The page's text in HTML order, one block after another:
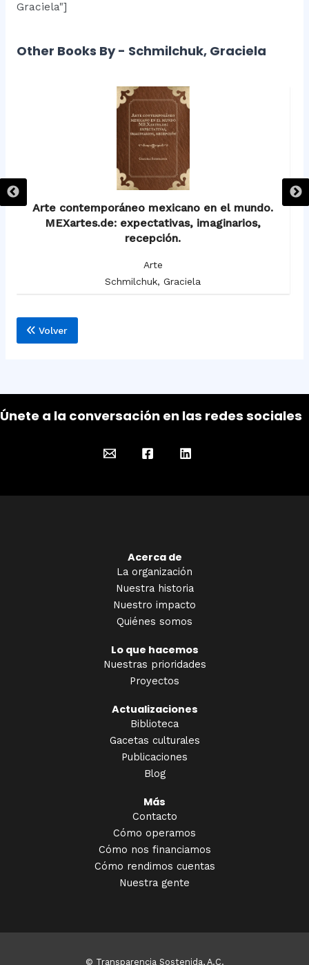
Graciela"]
Other Books By - Schmilchuk, Graciela
Arte contemporáneo mexicano en el mundo.
MEXartes.de: expectativas, imaginarios,
recepción.
Arte
Schmilchuk, Graciela
Volver
Únete a la conversación en las redes sociales
Acerca de
La organización
Nuestra historia
Nuestro impacto
Quiénes somos
Lo que hacemos
Nuestras prioridades
Proyectos
Actualizaciones
Biblioteca
Gacetas culturales
Publicaciones
Blog
Más
Contacto
Cómo operamos
Cómo nos financiamos
Cómo rendimos cuentas
Nuestra gente
© Transparencia Sostenida, A.C.